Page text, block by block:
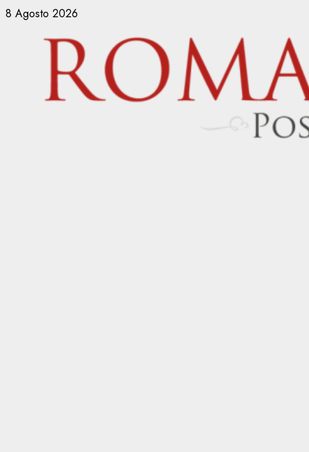
Vai
contenuto
8 Agosto 2026